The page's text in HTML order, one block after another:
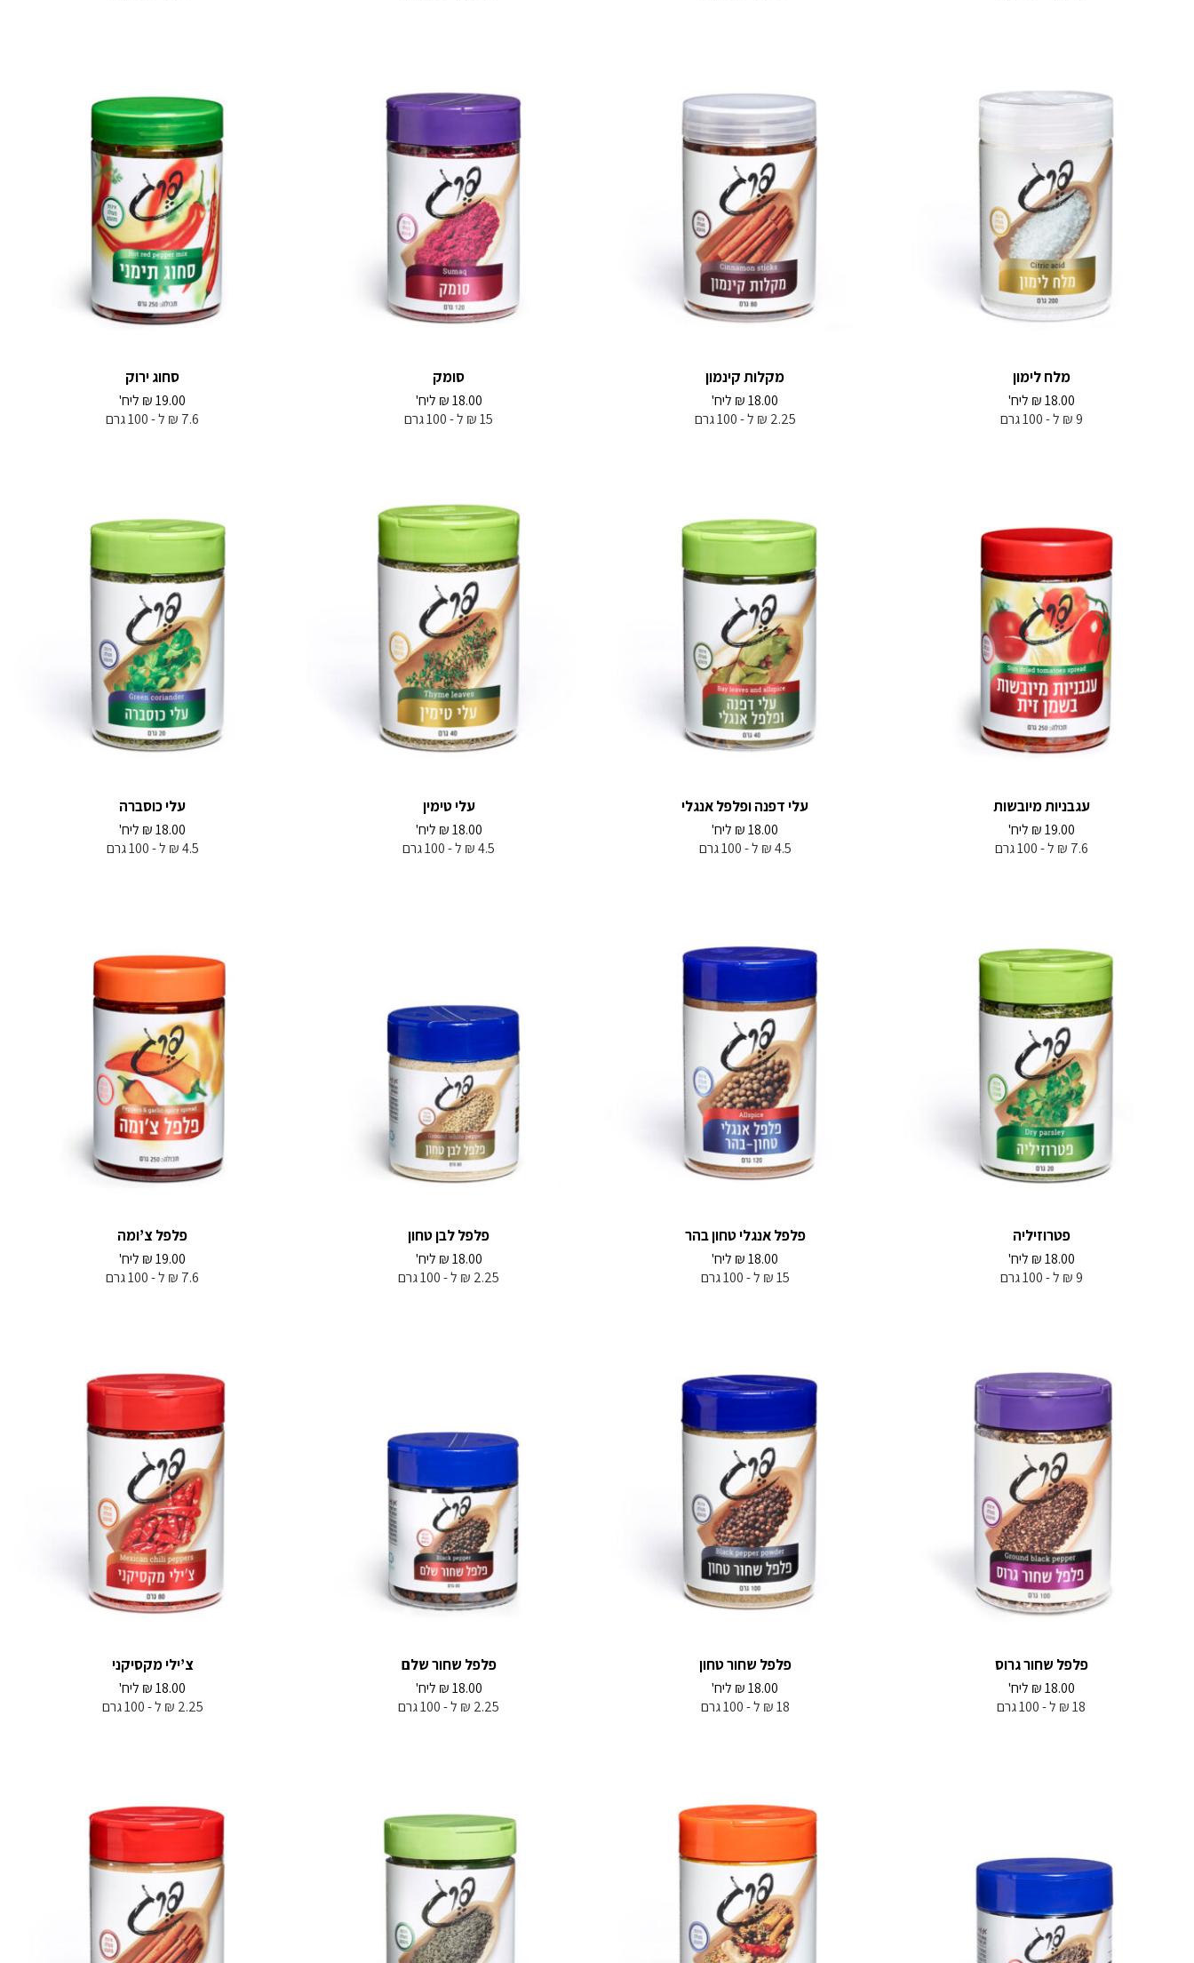
מלח לימון
₪18.00
ליח'
9 ₪ ל - 100 גרם
מקלות קינמון
₪ 18.00
ליח'
2.25 ₪ ל - 100 גרם
סומק
₪18.00
ליח'
15 ₪ ל - 100 גרם
סחוג ירוק
₪ 19.00
ליח'
7.6 ₪ ל - 100 גרם
עגבניות מיובשות
₪19.00
ליח'
7.6 ₪ ל - 100 גרם
עלי דפנה ופלפל אנגלי
₪ 18.00
ליח'
4.5 ₪ ל - 100 גרם
עלי טימין
₪18.00
ליח'
4.5 ₪ ל - 100 גרם
עלי כוסברה
₪ 18.00
ליח'
4.5 ₪ ל - 100 גרם
פטרוזיליה
₪18.00
ליח'
9 ₪ ל - 100 גרם
פלפל אנגלי טחון בהר
₪ 18.00
ליח'
15 ₪ ל - 100 גרם
פלפל לבן טחון
₪18.00
ליח'
2.25 ₪ ל - 100 גרם
פלפל צ’ומה
₪ 19.00
ליח'
7.6 ₪ ל - 100 גרם
פלפל שחור גרוס
₪18.00
ליח'
18 ₪ ל - 100 גרם
פלפל שחור טחון
₪ 18.00
ליח'
18 ₪ ל - 100 גרם
פלפל שחור שלם
₪18.00
ליח'
2.25 ₪ ל - 100 גרם
צ’ילי מקסיקני
₪ 18.00
ליח'
2.25 ₪ ל - 100 גרם